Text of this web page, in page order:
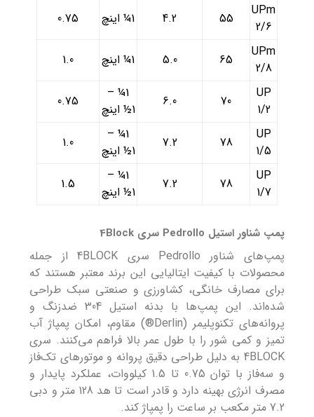
UPm
2/6
55
4.2 1¼ اینچ
0.75
UPm
2/8
65
5.0 1¼ اینچ
1.0
UP
1/2
70
6.0
1¼ –
1½ اینچ
0.75
UP
1/5
78
7.2
1¼ –
1½ اینچ
1.0
UP
1/7
78
7.2
1¼ –
1½ اینچ
1.5
پمپ شناور استیل Pedrollo سری 4Block
پمپ‌های شناور Pedrollo سری 4BLOCK از جمله
محصولات با کیفیت ایتالیایی این برند معتبر هستند که
برای مصارف خانگی، کشاورزی و صنعتی سبک طراحی
شده‌اند. این پمپ‌ها با بدنه استیل 304 ضدزنگ و
پروانه‌های تکنوپلیمر (Derlin®) مقاوم، امکان پمپاژ آب
تمیز و کمی شور را با طول عمر بالا فراهم می‌کنند. سری
4BLOCK به دلیل طراحی دقیق پروانه و موتورهای تک‌فاز
و سه‌فاز با توان 0.75 تا 1.5 کیلووات، عملکرد پایدار و
مصرف انرژی بهینه دارد و قادر است تا هد 128 متر و دبی
7.2 متر مکعب بر ساعت را پمپاژ کند.